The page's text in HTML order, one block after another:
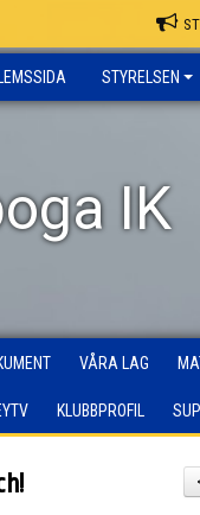
STYRELSEN
IK
VÅRA LAG
KLUBBPROFIL